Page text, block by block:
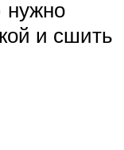
нужно
и сшить